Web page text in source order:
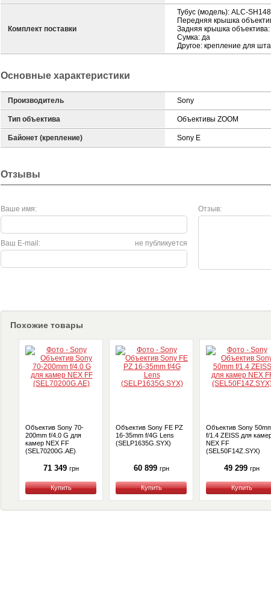
Комплект поставки
Тубус (модель): ALC-SH148
Передняя крышка
Задняя крышка объектива:
Сумка: да
Другое: крепление для
Основные характеристики
Производитель Sony
Тип объектива Объективы ZOOM
Байонет (крепление) Sony E
Отзывы
Ваше имя: Отзыв:
не публикуется
Ваш E-mail:
Похожие товары
Объектив Sony 70-
200mm f/4.0 G для
камер NEX FF
(SEL70200G.AE)
71 349 грн
Купить
Объектив Sony FE PZ
16-35mm f/4G Lens
(SELP1635G.SYX)
60 899 грн
Купить
Объектив Sony
f/1.4 ZEISS для
NEX FF
(SEL50F14Z.SYX)
49 299 грн
Купить